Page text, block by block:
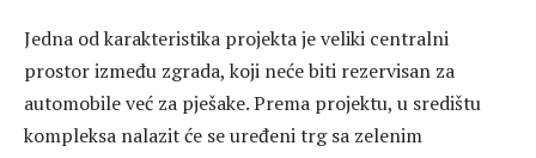
Jedna od karakteristika projekta je veliki centralni
prostor između zgrada, koji neće biti rezervisan za
automobile već za pješake. Prema projektu, u središtu
kompleksa nalazit će se uređeni trg sa zelenim